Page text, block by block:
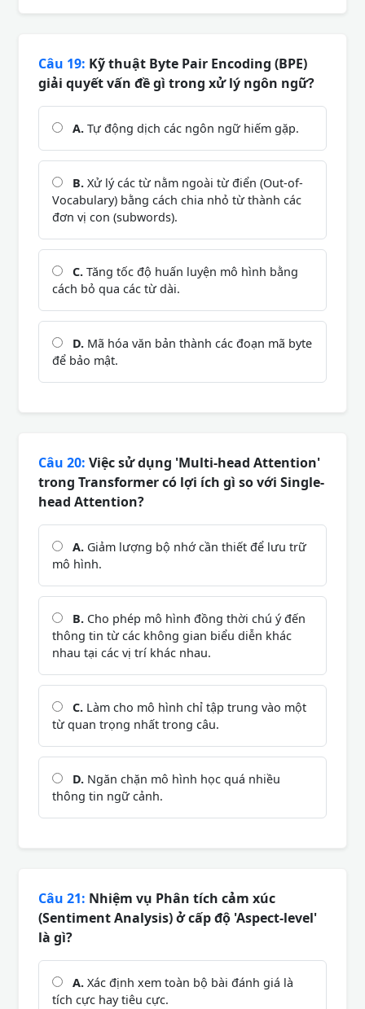
Câu 19: Kỹ thuật Byte Pair Encoding (BPE)
giải quyết vấn đề gì trong xử lý ngôn ngữ?
A. Tự động dịch các ngôn ngữ hiếm gặp.
B. Xử lý các từ nằm ngoài từ điển (Out-of-
Vocabulary) bằng cách chia nhỏ từ thành các
đơn vị con (subwords).
C. Tăng tốc độ huấn luyện mô hình bằng
cách bỏ qua các từ dài.
D. Mã hóa văn bản thành các đoạn mã byte
để bảo mật.
Câu 20: Việc sử dụng 'Multi-head Attention'
trong Transformer có lợi ích gì so với Single-
head Attention?
A. Giảm lượng bộ nhớ cần thiết để lưu trữ
mô hình.
B. Cho phép mô hình đồng thời chú ý đến
thông tin từ các không gian biểu diễn khác
nhau tại các vị trí khác nhau.
C. Làm cho mô hình chỉ tập trung vào một
từ quan trọng nhất trong câu.
D. Ngăn chặn mô hình học quá nhiều
thông tin ngữ cảnh.
Câu 21: Nhiệm vụ Phân tích cảm xúc
(Sentiment Analysis) ở cấp độ 'Aspect-level'
là gì?
A. Xác định xem toàn bộ bài đánh giá là
tích cực hay tiêu cực.